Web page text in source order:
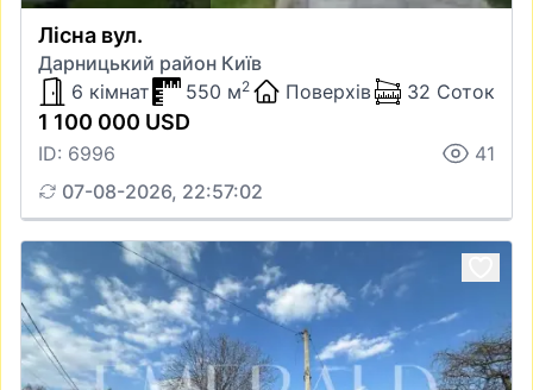
Лісна вул.
Дарницький район Київ
6 кімнат
550 м2 Поверхів 32 Соток
1 100 000 USD
ID: 6996
41
07-08-2026, 22:57:02